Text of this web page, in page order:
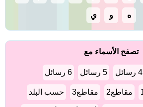
ه و ي
تصفح الأسماء مع
4 رسائل 5 رسائل 6 رسائل
مقاطع2 مقاطع3 حسب البلد